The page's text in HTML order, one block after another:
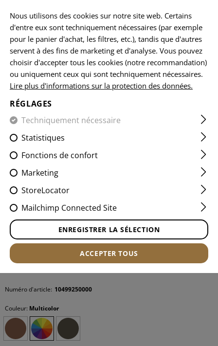
ACCUEIL EQUIPEMENTS LES ÉCUSSONS CLASSIQUES
SWITZERLAND TAB PATCH
Numéro d'article: 10499250000
Couleur: Multicolor
Nous utilisons des cookies sur notre site web. Certains
d'entre eux sont techniquement nécessaires (par exemple
pour le panier d'achat, les filtres, etc.), tandis que d'autres
servent à des fins de marketing et d'analyse. Vous pouvez
choisir d'accepter tous les cookies (notre recommandation)
ou uniquement ceux qui sont techniquement nécessaires.
Lire plus d'informations sur la protection des données.
RÉGLAGES
Techniquement nécessaire
Statistiques
Fonctions de confort
Marketing
StoreLocator
Mailchimp Connected Site
ENREGISTRER LA SÉLECTION
ACCEPTER TOUS